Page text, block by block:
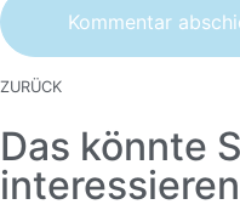
ZURÜCK
Das könnte